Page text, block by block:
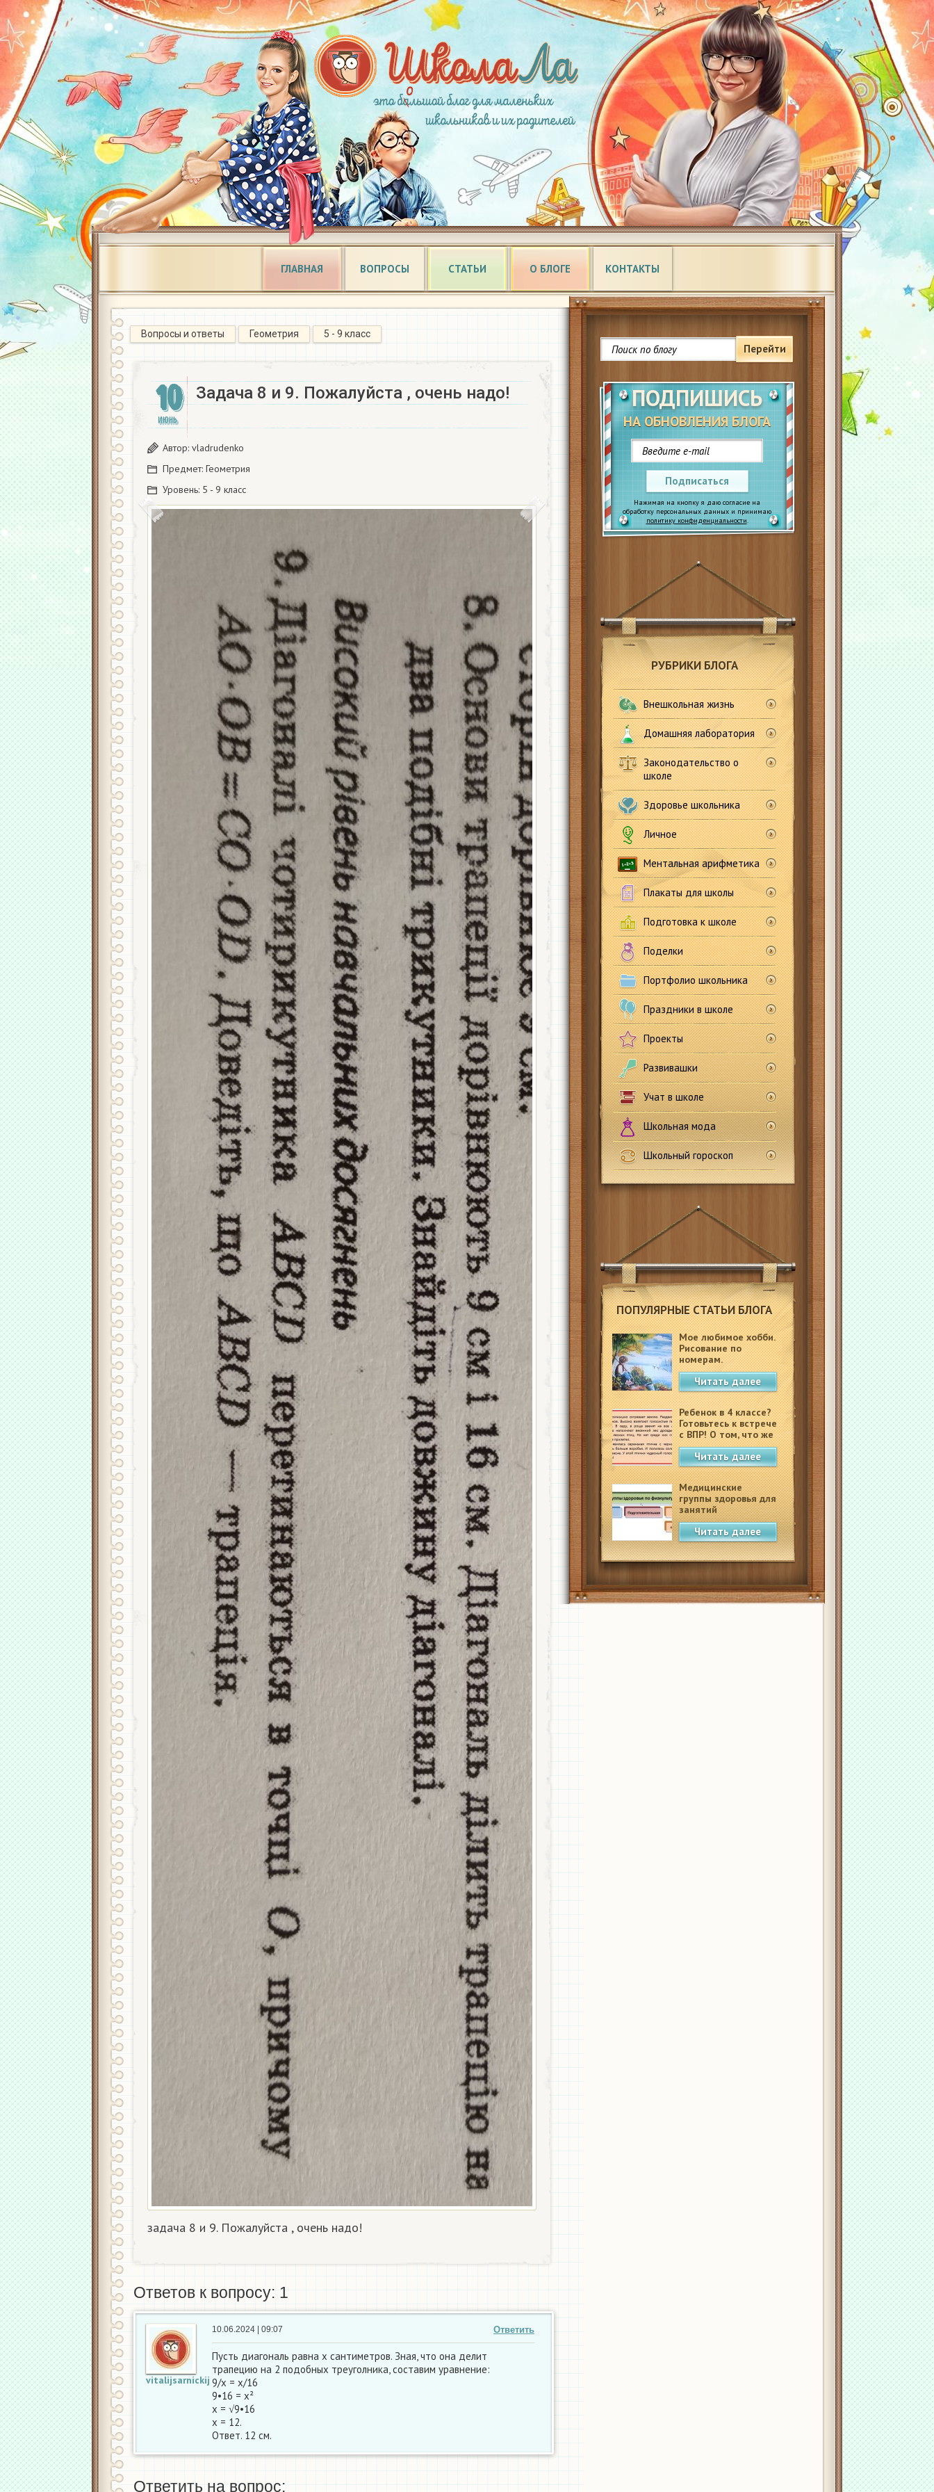
ГЛАВНАЯ ВОПРОСЫ СТАТЬИ О БЛОГЕ КОНТАКТЫ
Перейти
ПОДПИШИСЬ
НА ОБНОВЛЕНИЯ БЛОГА
Подписаться
Нажимая на кнопку я даю согласие на
обработку персональных данных и принимаю
политику конфиденциальности.
РУБРИКИ БЛОГА
Внешкольная жизнь
Домашняя лаборатория
Законодательство о
школе
Здоровье школьника
Личное
Ментальная арифметика
Плакаты для школы
Подготовка к школе
Поделки
Портфолио школьника
Праздники в школе
Проекты
Развивашки
Учат в школе
Школьная мода
Школьный гороскоп
ПОПУЛЯРНЫЕ СТАТЬИ БЛОГА
Мое любимое хобби.
Рисование по
номерам.
Читать далее
Ребенок в 4 классе?
Готовьтесь к встрече
с ВПР! О том, что же
это такое.
Читать далее
Медицинские
группы здоровья для
занятий
физкультурой в
школеЧитать далее
Вопросы и ответы Геометрия 5 - 9 класс
10
ИЮНЬ
Задача 8 и 9. Пожалуйста , очень надо!
Автор: vladrudenko
Предмет: Геометрия
Уровень: 5 - 9 класс
задача 8 и 9. Пожалуйста , очень надо!
Ответов к вопросу: 1
vitalijsarnickij
Ответить
10.06.2024 | 09:07
Пусть диагональ равна х сантиметров. Зная, что она делит
трапецию на 2 подобных треуголника, составим уравнение:
9/х = х/16
9•16 = х²
х = √9•16
х = 12.
Ответ. 12 см.
Ответить на вопрос: